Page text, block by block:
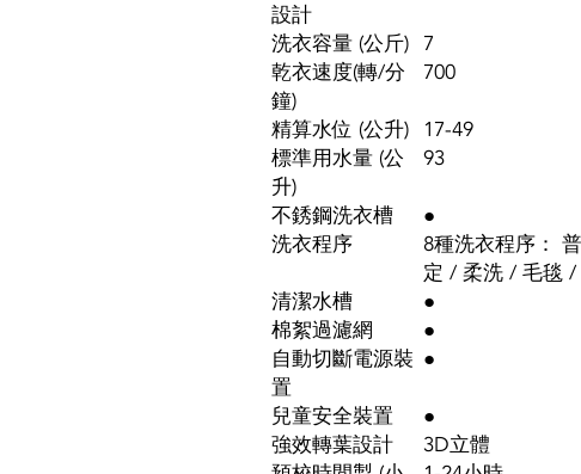
設計
洗衣容量 (公斤) 7
乾衣速度(轉/分
鐘)
700
精算水位 (公升)
17-49
標準用水量 (公
升)
93
不銹鋼洗衣槽
●
洗衣程序
8種洗衣程序：
定 / 柔洗 / 毛毯
清潔水槽
●
棉絮過濾網
●
自動切斷電源裝
置
●
兒童安全裝置
●
強效轉葉設計
3D立體